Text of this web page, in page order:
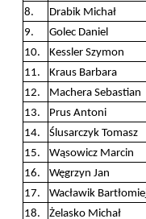
8.
Drabik Michał
9.
Golec Daniel
10.
Kessler Szymon
11.
Kraus Barbara
12.
Machera Sebastian
13.
Prus Antoni
14.
Ślusarczyk Tomasz
15.
Wąsowicz Marcin
16.
Węgrzyn Jan
17.
Wacławik
18.
Żelasko Michał